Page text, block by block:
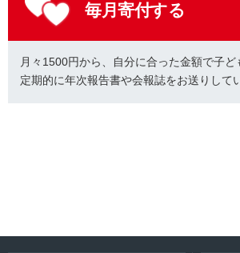
毎月寄付する
月々1500円から、自分に合った金額で子ど
定期的に年次報告書や会報誌をお送りして